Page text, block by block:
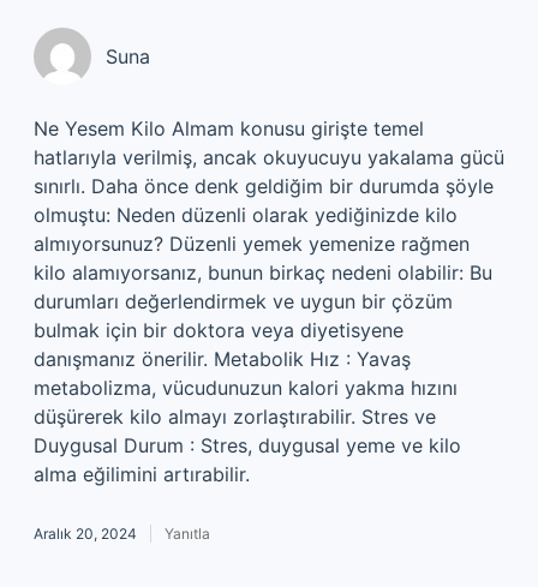
Suna
Ne Yesem Kilo Almam konusu girişte temel
hatlarıyla verilmiş, ancak okuyucuyu yakalama gücü
sınırlı. Daha önce denk geldiğim bir durumda şöyle
olmuştu: Neden düzenli olarak yediğinizde kilo
almıyorsunuz? Düzenli yemek yemenize rağmen
kilo alamıyorsanız, bunun birkaç nedeni olabilir: Bu
durumları değerlendirmek ve uygun bir çözüm
bulmak için bir doktora veya diyetisyene
danışmanız önerilir. Metabolik Hız : Yavaş
metabolizma, vücudunuzun kalori yakma hızını
düşürerek kilo almayı zorlaştırabilir. Stres ve
Duygusal Durum : Stres, duygusal yeme ve kilo
alma eğilimini artırabilir.
Aralık 20, 2024 Yanıtla